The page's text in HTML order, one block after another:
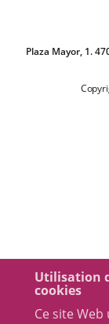
Utilisation
cookies
Ce site
Plaza Mayor, 1.